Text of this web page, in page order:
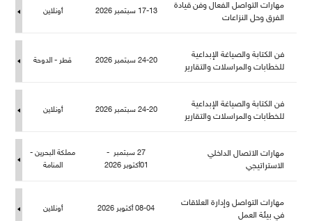
هارات التواصل الفعال وفن قيادة
الفرق وحل النزاعات
17-13 سبتمبر 2026 أونلاين
فن الكتابة والصياغة الإبداعية
خطابات والمراسلات والتقارير
24-20 سبتمبر 2026 قطر - الدوحة
فن الكتابة والصياغة الإبداعية
خطابات والمراسلات والتقارير
24-20 سبتمبر 2026 أونلاين
هارات الاتصال الداخلي
الاستراتيجي
27 سبتمبر -
01أكتوبر 2026
كة البحرين -
المنامة
هارات التواصل وإدارة العلاقات
في بيئة الع
08-04 أكتوبر 2026 أونلاين